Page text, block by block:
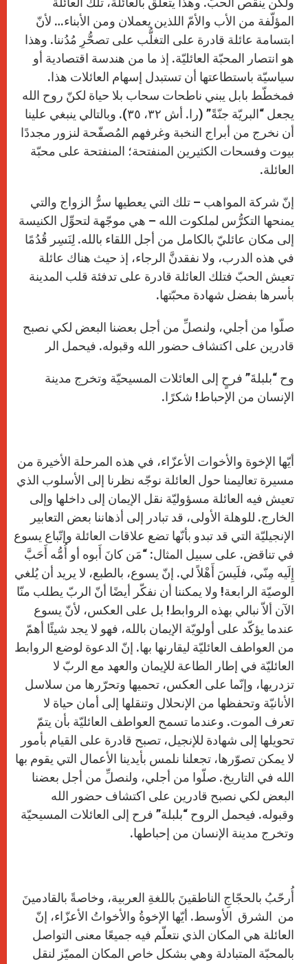
المؤلّفة من الأب والأمّ اللذين يعملان ومن الأبناء… لأنّ
ابتسامة عائلة قادرة على التغلُّب على تصحُّرِ مُدُننا. وهذا
هو انتصار المحبّة العائليّة. إذ ما من هندسة اقتصادية أو
سياسيّة باستطاعتها أن تستبدل إسهام العائلات هذا.
فمخطّط بابل يبني ناطحات سحاب بلا حياة لكنّ روح الله
يجعل “البريّة جنّةً” (را. أش ٣٢، ٣٥). وبالتالي ينبغي علينا
أن نخرج من أبراج النخبة وغرفهم المُصفّحة لنزور مجددًا
بيوت وفسحات الكثيرين المنفتحة؛ المنفتحة على محبّة
العائلة.
إنّ شركة المواهب – تلك التي يعطيها سرُّ الزواج والتي
يمنحها التكرُّس لملكوت الله – هي موجّهة لتحوِّل الكنيسة
إلى مكان عائليّ بالكامل من أجل اللقاء بالله. لِنَسِر قُدُمًا
في هذه الدرب، ولا نفقدنَّ الرجاء، إذ حيث هناك عائلة
تعيش الحبّ فتلك العائلة قادرة على تدفئة قلب المدينة
بأسرها بفضل شهادة محبّتها.
صلّوا من أجلي، ولنصلِّ من أجل بعضنا البعض لكي نصبح
قادرين على اكتشاف حضور الله وقبوله. فيحمل الر
وح “بلبلةَ” فرحٍ إلى العائلات المسيحيّة وتخرج مدينة
الإنسان من الإحباط! شكرًا.
أيّها الإخوة والأخوات الأعزّاء، في هذه المرحلة الأخيرة من
مسيرة تعاليمنا حول العائلة نوجّه نظرنا إلى الأسلوب الذي
تعيش فيه العائلة مسؤوليّة نقل الإيمان إلى داخلها وإلى
الخارج. للوهلة الأولى، قد تبادر إلى أذهاننا بعض التعابير
الإنجيليّة التي قد تبدو بأنّها تضع علاقات العائلة وإتّباع يسوع
في تناقض. على سبيل المثال: “مَن كانَ أَبوه أو أُمُّه أَحَبَّ
إِلَيه مِنّي، فلَيسَ أَهْلاً لي. إنّ يسوع، بالطبع، لا يريد أن يُلغي
الوصيّة الرابعة! ولا يمكننا أن نفكّر أيضًا أنّ الربّ يطلب منّا
الآن ألاّ نبالي بهذه الروابط! بل على العكس، لأنّ يسوع
عندما يؤكّد على أولويّة الإيمان بالله، فهو لا يجد شيئًا أهمّ
من العواطف العائليّة ليقارنها بها. إنّ الدعوة لوضع الروابط
العائليّة في إطار الطاعة للإيمان والعهد مع الربّ لا
تزدريها، وإنّما على العكس، تحميها وتحرّرها من سلاسل
الأنانيّة وتحفظها من الإنحلال وتنقلها إلى أمان حياة لا
تعرف الموت. وعندما تسمح العواطف العائليّة بأن يتمّ
تحويلها إلى شهادة للإنجيل، تصبح قادرة على القيام بأمور
لا يمكن تصوّرها، تجعلنا نلمس بأيدينا الأعمال التي يقوم بها
الله في التاريخ. صلّوا من أجلي، ولنصلِّ من أجل بعضنا
البعض لكي نصبح قادرين على اكتشاف حضور الله
وقبوله. فيحمل الروح “بلبلة” فرح إلى العائلات المسيحيّة
وتخرج مدينة الإنسان من إحباطها.
أُرحّبُ بالحجّاجِ الناطقينَ باللغةِ العربية، وخاصةً بالقادمينَ
من الشرق الأوسط. أيّها الإخوةُ والأخواتُ الأعزّاء، إنّ
العائلة هي المكان الذي نتعلّم فيه جميعًا معنى التواصل
بالمحبّة المتبادلة وهي بشكل خاص المكان المميّز لنقل